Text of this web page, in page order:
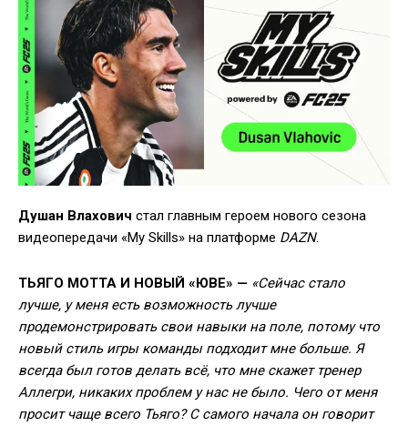
Душан Влахович стал главным героем нового сезона
видеопередачи «My Skills» на платформе DAZN.
ТЬЯГО МОТТА И НОВЫЙ «ЮВЕ» — «Сейчас стало
лучше, у меня есть возможность лучше
продемонстрировать свои навыки на поле, потому что
новый стиль игры команды подходит мне больше. Я
всегда был готов делать всё, что мне скажет тренер
Аллегри, никаких проблем у нас не было. Чего от меня
просит чаще всего Тьяго? С самого начала он говорит